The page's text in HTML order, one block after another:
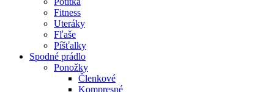
Fitness
Uteráky
Fľaše
Píšťalky
Spodné prádlo
Ponožky
Členkové
Kompresné